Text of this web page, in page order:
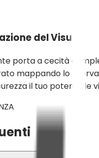
del Visus
porta a cecità
mappando lo
il tuo potenziale